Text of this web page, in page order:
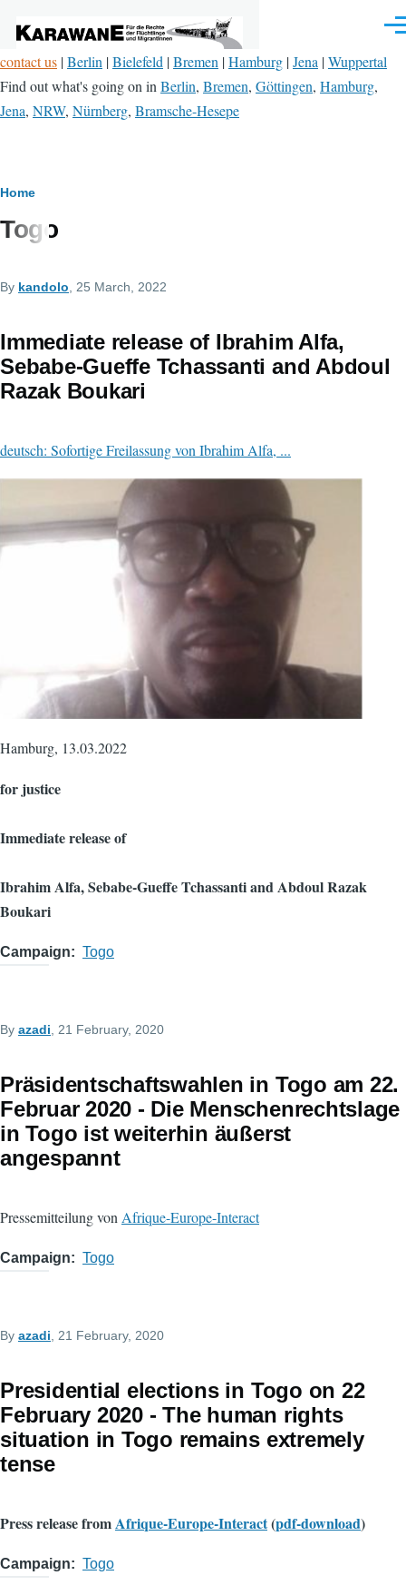
contact us |Berlin |Bielefeld |Bremen |Hamburg |Jena |Wuppertal
Find out what's going on in Berlin, Bremen, Göttingen, Hamburg,
Jena, NRW, Nürnberg, Bramsche-Hesepe
Breadcrumb
Home
Togo
By kandolo , 25 March, 2022
Immediate release of Ibrahim Alfa,
Sebabe-Gueffe Tchassanti and Abdoul
Razak Boukari
deutsch: Sofortige Freilassung von Ibrahim Alfa, ...
Hamburg, 13.03.2022
for justice
Immediate release of
Ibrahim Alfa, Sebabe-Gueffe Tchassanti and Abdoul Razak
Boukari
Campaign Togo
By azadi, 21 February, 2020
Präsidentschaftswahlen in Togo am 22.
Februar 2020 - Die Menschenrechtslage
in Togo ist weiterhin äußerst
angespannt
Pressemitteilung von Afrique-Europe-Interact
Campaign Togo
By azadi , 21 February, 2020
Presidential elections in Togo on 22
February 2020 - The human rights
situation in Togo remains extremely
tense
Press release fromAfrique-Europe-Interact(pdf-download)
Campaign Togo